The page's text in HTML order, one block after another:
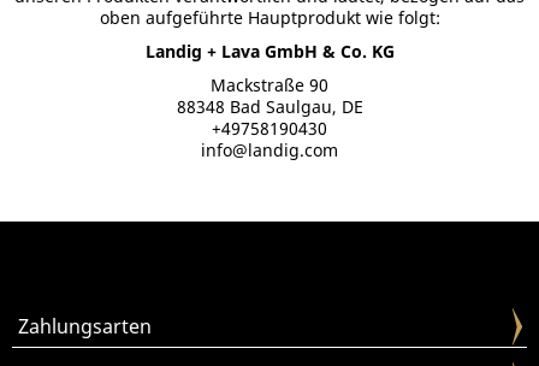
oben aufgeführte Hauptprodukt wie folgt:
Landig + Lava GmbH & Co. KG
Mackstraße 90
88348 Bad Saulgau, DE
+49758190430
info@landig.com
Zahlungsarten